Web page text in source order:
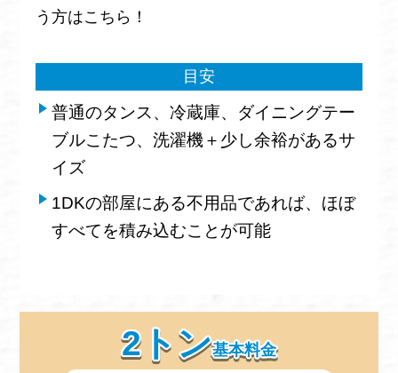
う方はこちら！
目安
普通のタンス、冷蔵庫、ダイニングテー
ブルこたつ、洗濯機＋少し余裕があるサ
イズ
1DKの部屋にある不用品であれば、ほぼ
すべてを積み込むことが可能
2トン基本料金